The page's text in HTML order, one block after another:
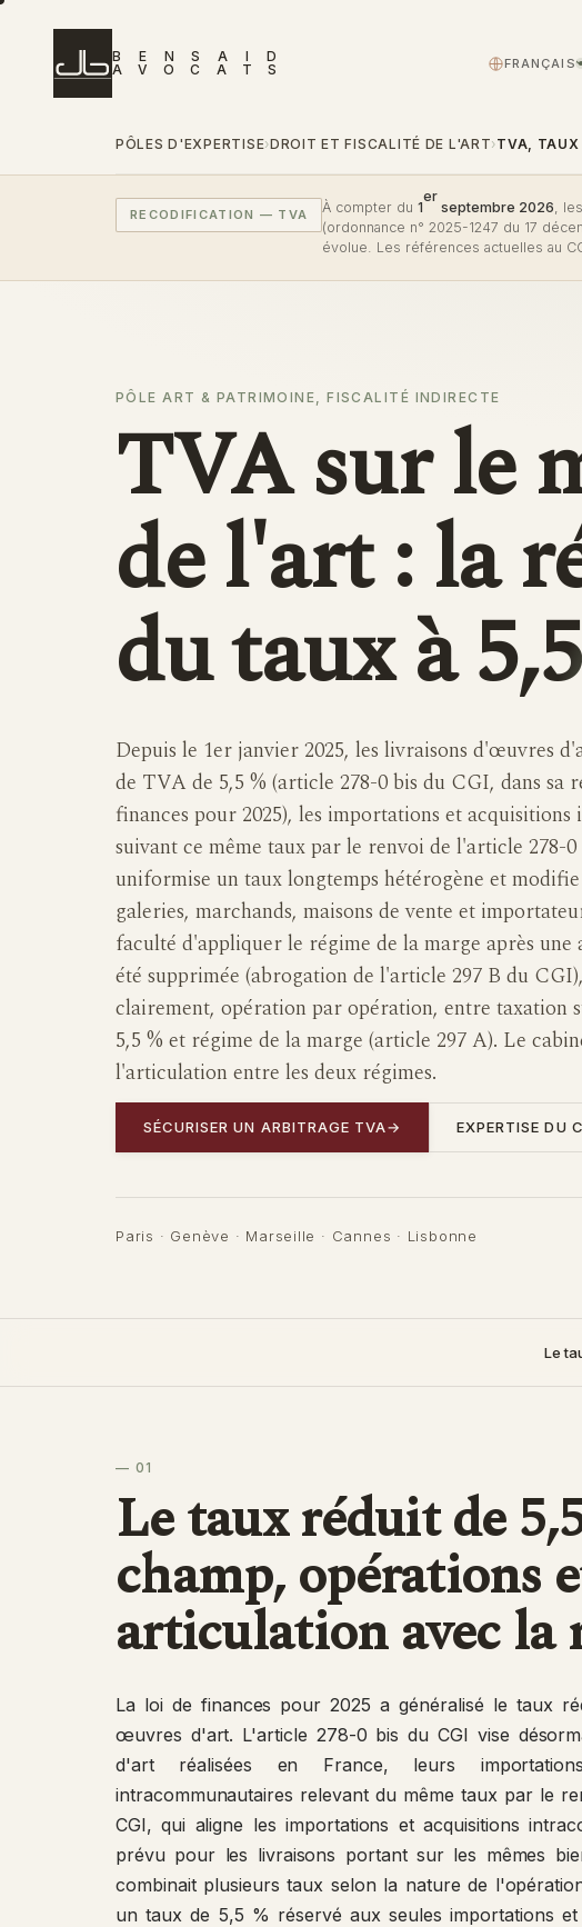
B E N S A I
D
A
V O C A T S FRANÇAIS
PÔLES D'EXPERTISE›DROIT ET FISCALITÉ DE L'ART›TVA, TAUX
RECODIFICATION — TVA À compter du1
er
septembre 2026 ,
(ordonnance n° 2025-1247 du 17
évolue. Les références actuelles au
PÔLE ART & PATRIMOINE, FISCALITÉ INDIRECTE
TVA sur le
de l'art : la
du taux à
Depuis le 1er janvier 2025, les livraisons d'œuvres
de TVA de 5,5 % (article 278-0 bis du CGI, dans sa
finances pour 2025), les importations et
suivant ce même taux par le renvoi de l'article 278-
uniformise un taux longtemps hétérogène et
galeries, marchands, maisons de vente et
faculté d'appliquer le régime de la marge après
été supprimée (abrogation de l'article 297 B du
clairement, opération par opération, entre taxation
5,5 % et régime de la marge (article 297 A). Le
l'articulation entre les deux régimes.
SÉCURISER UN ARBITRAGE TVA→ EXPERTISE DU
Paris · Genève · Marseille · Cannes · Lisbonne
Le
— 01
Le taux réduit de
champ, opérations
articulation avec la
La loi de finances pour 2025 a généralisé le taux
œuvres d'art. L'article 278-0 bis du CGI vise
d'art réalisées en France, leurs
intracommunautaires relevant du même taux par le
CGI, qui aligne les importations et acquisitions
prévu pour les livraisons portant sur les mêmes
combinait plusieurs taux selon la nature de
un taux de 5,5 % réservé aux seules importations